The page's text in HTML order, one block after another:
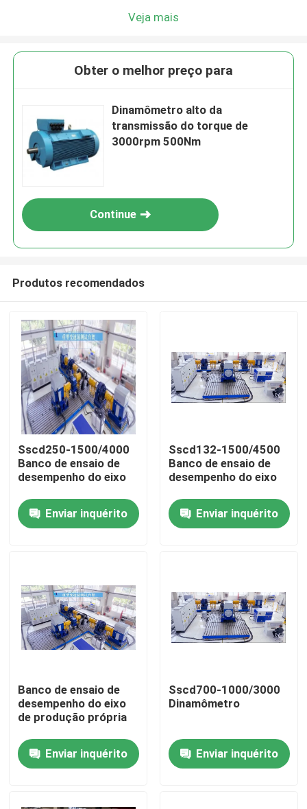
Início
Produtos
Sobre nós
Controle de Qualidade
Contacte-nos
Casos
Dinamômetro do torque
Veja mais
Obter o melhor preço para
Dinamômetro alto da
transmissão do torque de
3000rpm 500Nm
Continue
Produtos recomendados
Sscd250-1500/4000
Banco de ensaio de
desempenho do eixo
Enviar inquérito
Sscd132-1500/4500
Banco de ensaio de
desempenho do eixo
Enviar inquérito
Banco de ensaio de
desempenho do eixo
de produção própria
Enviar inquérito
Sscd700-1000/3000
Dinamômetro
Enviar inquérito